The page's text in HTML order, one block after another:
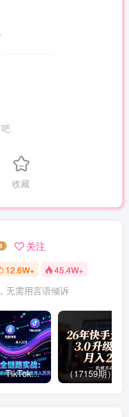
收藏
关注
12.6W+ 45.4W+
无需用言语倾诉
（17216期）TikTok跨境掘金全链路实战：从算法、选品到团队管理，打通闭环，实现稳定月入万刀